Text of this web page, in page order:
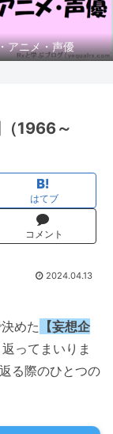
アニメ・声優
1966～
はてブ
コメント
2024.04.13
めた 【妄想企
ってまいりま
る際のひとつの